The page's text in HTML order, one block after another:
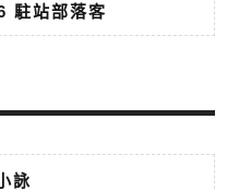
駐站部落客
詠